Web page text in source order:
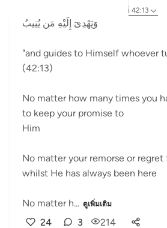
อายะห์ 42:13
وَيَهْدِىٓ إِلَيْهِ مَن يُنِيبُ
"and guides to Himself whoever
(42:13)
No matter how many times you
to keep your promise to
Him
No matter your remorse or
whilst He has always been here
No matter h... ดูเพิ่มเติม
24 3 214